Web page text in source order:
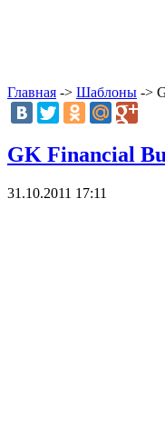
Главная -> Шаблоны ->
GK Financial
31.10.2011 17:11